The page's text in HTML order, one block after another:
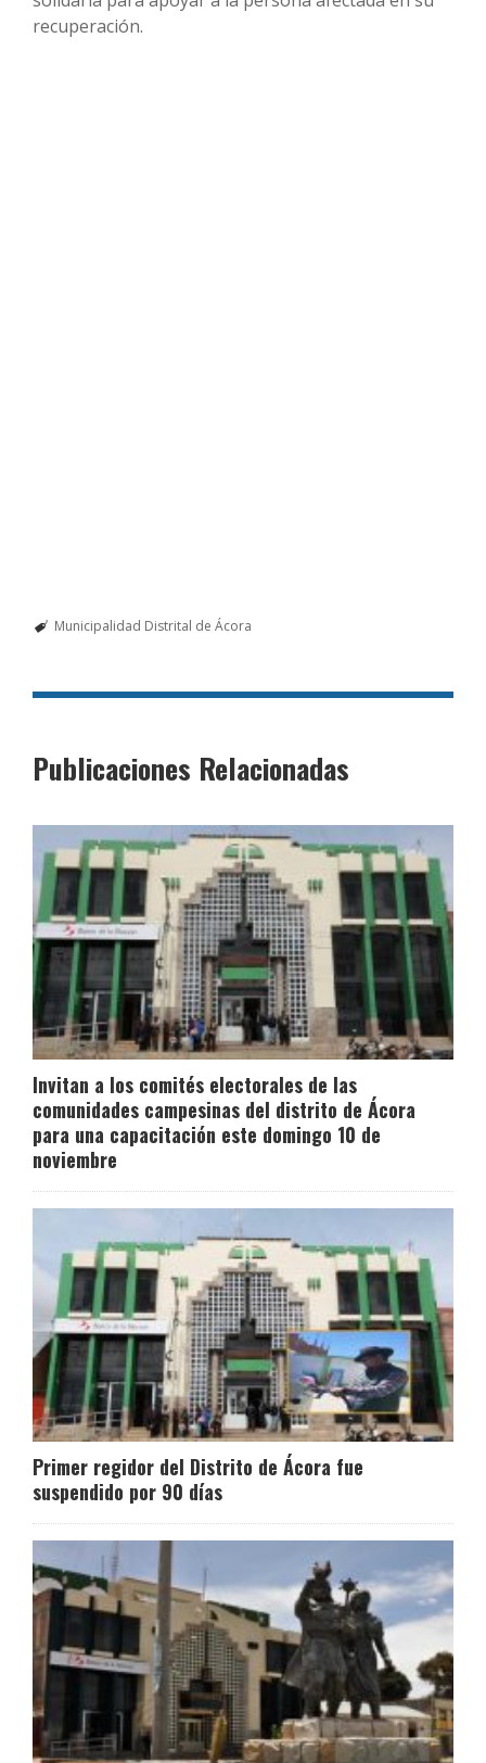
recuperación.
Municipalidad Distrital de Ácora
Publicaciones Relacionadas
Invitan a los comités electorales de las
comunidades campesinas del distrito de Ácora
para una capacitación este domingo 10 de
noviembre
Primer regidor del Distrito de Ácora fue
suspendido por 90 días